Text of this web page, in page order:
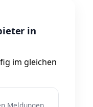
in
im gleichen